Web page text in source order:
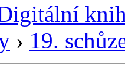
› 19.